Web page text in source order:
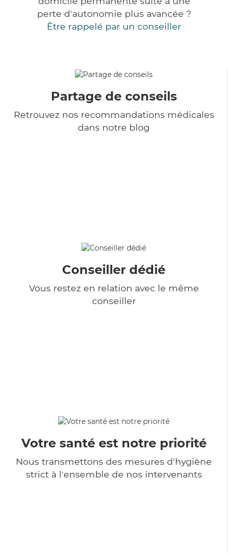
perte d'autonomie plus avancée ?
Être rappelé par un conseiller
Partage de conseils
Retrouvez nos recommandations médicales
dans notre blog
Conseiller dédié
Vous restez en relation avec le même
conseiller
Votre santé est notre priorité
Nous transmettons des mesures d'hygiène
strict à l'ensemble de nos intervenants